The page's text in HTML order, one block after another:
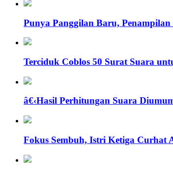
Punya Panggilan Baru,
Terciduk Coblos 50 Surat Suara
â€‹Hasil Perhitungan Suara
Fokus Sembuh, Istri Ketiga Curhat